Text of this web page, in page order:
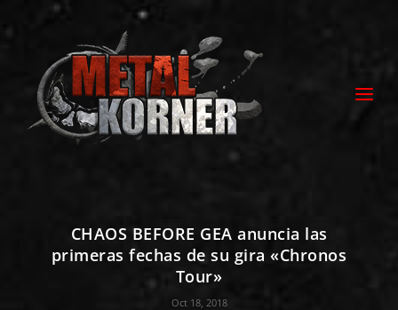
CHAOS BEFORE GEA anuncia las
primeras fechas de su gira «Chronos
Tour»
Oct 18, 2018